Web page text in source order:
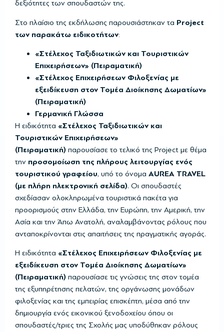
δεξιότητες των σπουδαστών της.
Στο πλαίσιο της εκδήλωσης παρουσιάστηκαν τα Project
των παρακάτω ειδικοτήτων:
«Στέλεχος Ταξιδιωτικών και Τουριστικών
Επιχειρήσεων» (Πειραματική)
«Στέλεχος Επιχειρήσεων Φιλοξενίας με
εξειδίκευση στον Τομέα Διοίκησης Δωματίων»
(Πειραματική)
Γερμανική Γλώσσα
Η ειδικότητα «Στέλεχος Ταξιδιωτικών και
Τουριστικών Επιχειρήσεων»
(Πειραματική) παρουσίασε το τελικό της Project με θέμα
την προσομοίωση της πλήρους λειτουργίας ενός
τουριστικού γραφείου, υπό το όνομα AUREA TRAVEL
(με πλήρη ηλεκτρονική σελίδα). Οι σπουδαστές
σχεδίασαν ολοκληρωμένα τουριστικά πακέτα για
προορισμούς στην Ελλάδα, την Ευρώπη, την Αμερική, την
Ασία και την Άπω Ανατολή, αναλαμβάνοντας ρόλους που
ανταποκρίνονται στις απαιτήσεις της πραγματικής αγοράς.
Η ειδικότητα «Στέλεχος Επιχειρήσεων Φιλοξενίας με
εξειδίκευση στον Τομέα Διοίκησης Δωματίων»
(Πειραματική) παρουσίασε τις γνώσεις της στον τομέα
της εξυπηρέτησης πελατών, της οργάνωσης μονάδων
φιλοξενίας και της εμπειρίας επισκέπτη, μέσα από την
δημιουργία ενός εικονικού ξενοδοχείου όπου οι
σπουδαστές/τριες της Σχολής μας υποδύθηκαν ρόλους